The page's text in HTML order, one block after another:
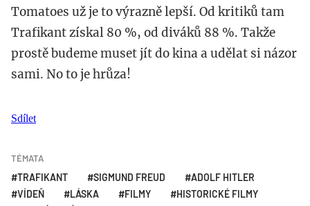
Tomatoes už je to výrazně lepší. Od kritiků tam
Trafikant získal 80 %, od diváků 88 %. Takže
prostě budeme muset jít do kina a udělat si názor
sami. No to je hrůza!
Sdílet
TÉMATA
TRAFIKANT SIGMUND FREUD
ADOLF HITLER
VÍDEŇ
LÁSKA FILMY
HISTORICKÉ FILMY